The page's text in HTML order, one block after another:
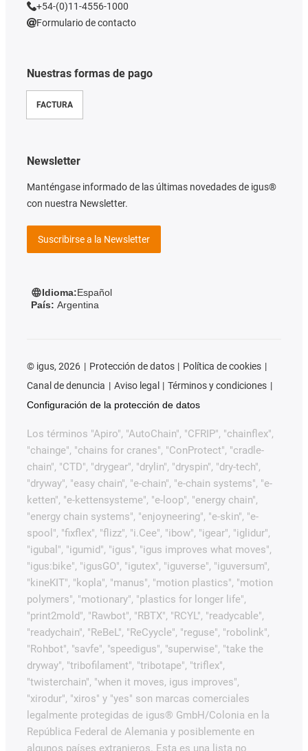
Nuestras formas de pago
FACTURA
+54-(0)11-4556-1000
Formulario de contacto
Newsletter
Manténgase informado de las últimas novedades de igus®
con nuestra Newsletter.
Suscribirse a la Newsletter
Idioma:Español
País: Argentina
© igus, 2026 Protección de datos
Política de cookies
Canal de denuncia
Aviso legal
Términos y condiciones
Configuración de la protección de datos
Los términos "Apiro", "AutoChain", "CFRIP", "chainflex",
"chainge", "chains for cranes", "ConProtect", "cradle-
chain", "CTD", "drygear", "drylin", "dryspin", "dry-tech",
"dryway", "easy chain", "e-chain", "e-chain systems", "e-
ketten", "e-kettensysteme", "e-loop", "energy chain",
"energy chain systems", "enjoyneering", "e-skin", "e-
spool", "fixflex", "flizz", "i.Cee", "ibow", "igear", "iglidur",
"igubal", "igumid", "igus", "igus improves what moves",
"igus:bike", "igusGO", "igutex", "iguverse", "iguversum",
"kineKIT", "kopla", "manus", "motion plastics", "motion
polymers", "motionary", "plastics for longer life",
"print2mold", "Rawbot", "RBTX", "RCYL", "readycable",
"readychain", "ReBeL", "ReCyycle", "reguse", "robolink",
"Rohbot", "savfe", "speedigus", "superwise", "take the
dryway", "tribofilament", "tribotape", "triflex",
"twisterchain", "when it moves, igus improves",
"xirodur", "xiros" y "yes" son marcas comerciales
legalmente protegidas de igus® GmbH/Colonia en la
República Federal de Alemania y posiblemente en
algunos países extranjeros. Esta es una lista no